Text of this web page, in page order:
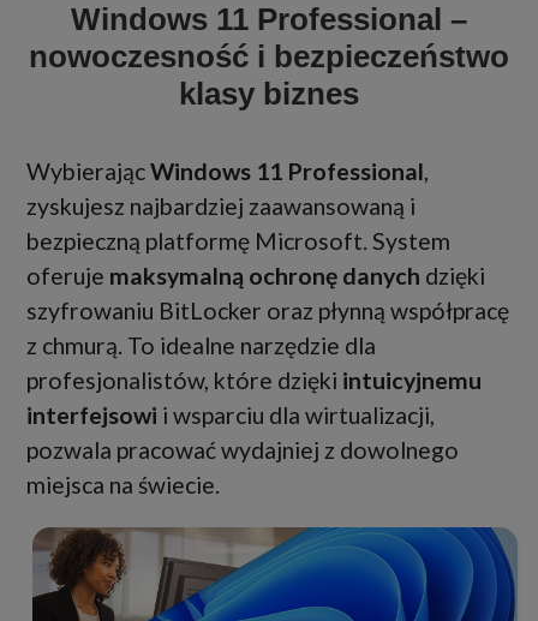
Windows 11 Professional –
nowoczesność i bezpieczeństwo
klasy biznes
WybierającWindows 11 Professional,
zyskujesz najbardziej zaawansowaną i
bezpieczną platformę Microsoft. System
oferuje maksymalną ochronę danych dzięki
szyfrowaniu BitLocker oraz płynną współpracę
z chmurą. To idealne narzędzie dla
profesjonalistów, które dzięki intuicyjnemu
interfejsowi i wsparciu dla wirtualizacji,
pozwala pracować wydajniej z dowolnego
miejsca na świecie.